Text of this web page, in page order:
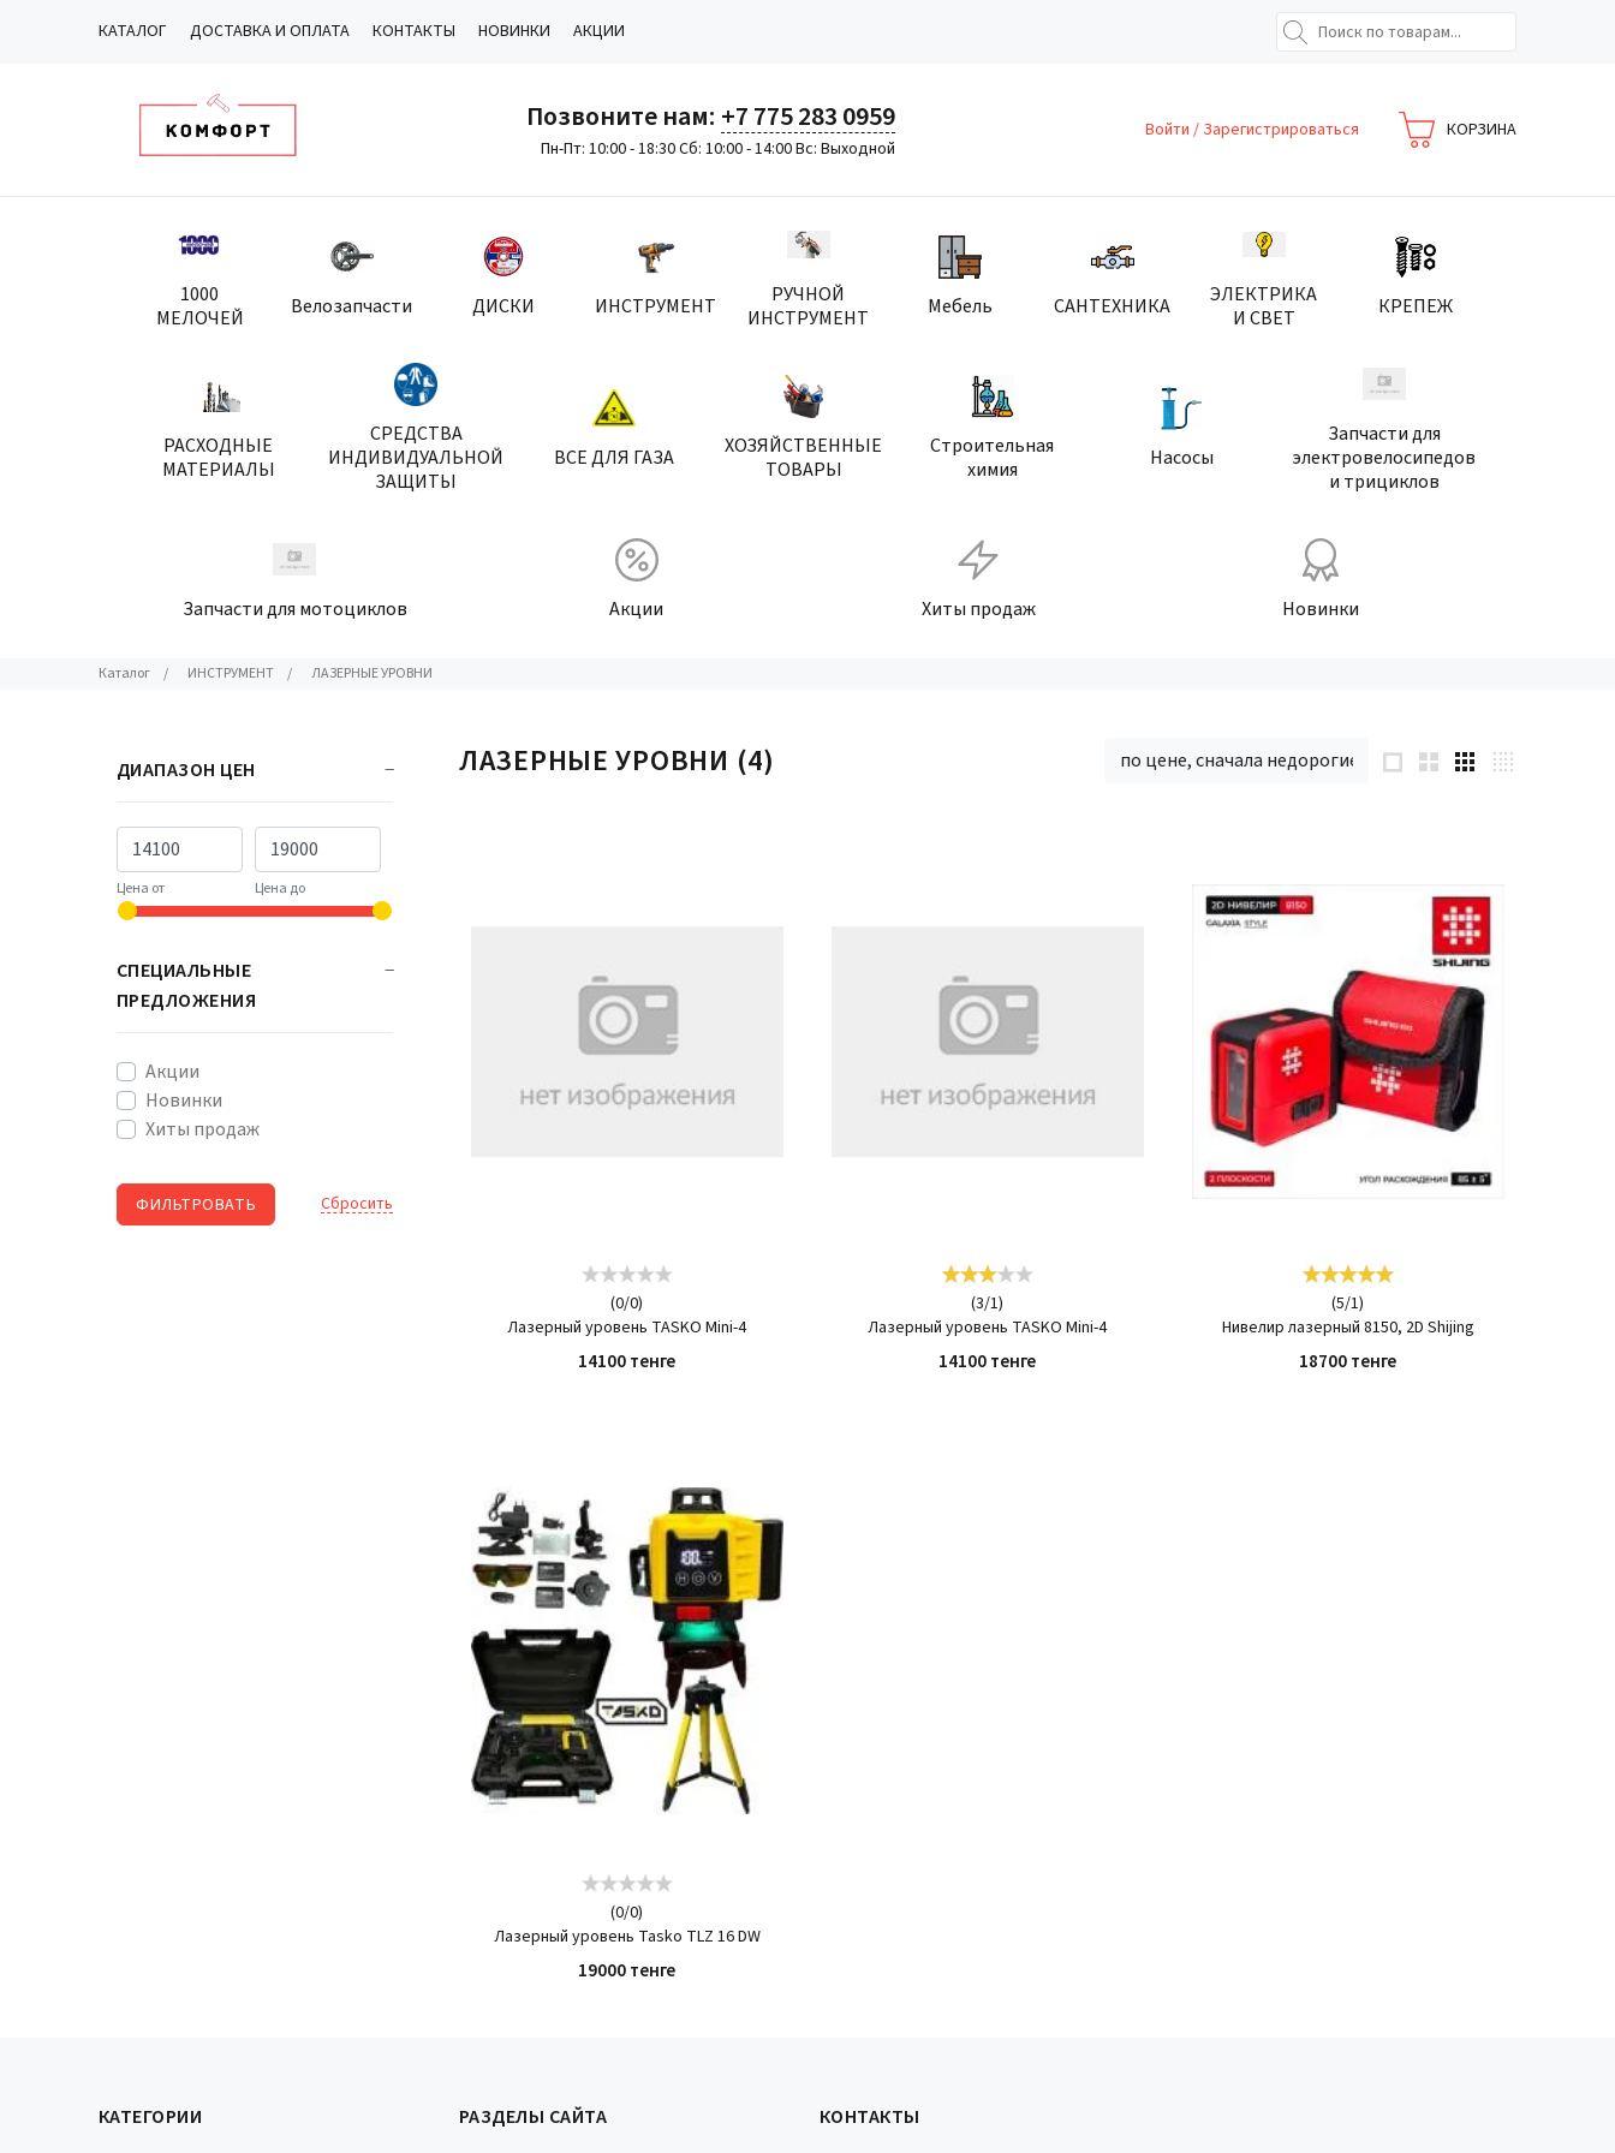
КАТАЛОГ ДОСТАВКА И ОПЛАТА КОНТАКТЫ НОВИНКИ АКЦИИ
Позвоните нам: +7 775 283 0959
Пн-Пт: 10:00 - 18:30 Сб: 10:00 - 14:00 Вс: Выходной
Войти / Зарегистрироваться КОРЗИНА
1000
МЕЛОЧЕЙ
Велозапчасти ДИСКИ ИНСТРУМЕНТ
РУЧНОЙ
ИНСТРУМЕНТ
Мебель САНТЕХНИКА
ЭЛЕКТРИКА
И СВЕТ
КРЕПЕЖ
РАСХОДНЫЕ
МАТЕРИАЛЫ
СРЕДСТВА
ИНДИВИДУАЛЬНОЙ
ЗАЩИТЫ
ВСЕ ДЛЯ ГАЗА
ХОЗЯЙСТВЕННЫЕ
ТОВАРЫ
Строительная
химия
Насосы
Запчасти для
электровелосипедов
и трициклов
Запчасти для мотоциклов Акции Хиты продаж Новинки
Каталог / ИНСТРУМЕНТ / ЛАЗЕРНЫЕ УРОВНИ
ДИАПАЗОН ЦЕН
Цена от Цена до
СПЕЦИАЛЬНЫЕ
ПРЕДЛОЖЕНИЯ
Акции
Новинки
Хиты продаж
Cбросить
ЛАЗЕРНЫЕ УРОВНИ (4) по цене, сначала недорогие
(0/0)
Лазерный уровень TASKO Mini-4
14100 тенге
(3/1)
Лазерный уровень TASKO Mini-4
14100 тенге
(5/1)
Нивелир лазерный 8150, 2D Shijing
18700 тенге
(0/0)
Лазерный уровень Tasko TLZ 16 DW
19000 тенге
КАТЕГОРИИ РАЗДЕЛЫ САЙТА КОНТАКТЫ